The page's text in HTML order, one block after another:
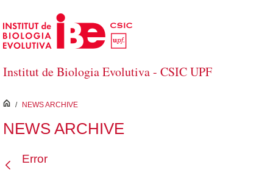
Salta al contingut principal
Institut de Biologia Evolutiva - CSIC UPF
inici
/ NEWS ARCHIVE
NEWS ARCHIVE
Error